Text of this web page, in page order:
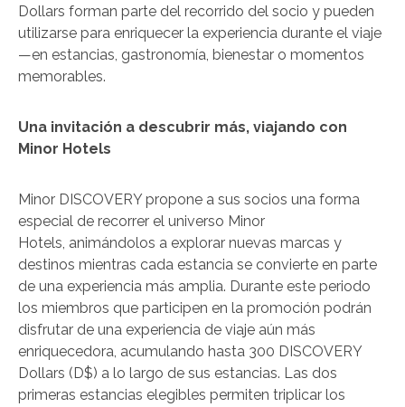
Dollars forman parte del recorrido del socio y pueden
utilizarse para enriquecer la experiencia durante el viaje
—en estancias, gastronomía, bienestar o momentos
memorables.
Una invitación a descubrir más, viajando con
Minor Hotels
Minor DISCOVERY propone a sus socios una forma
especial de recorrer el universo Minor
Hotels, animándolos a explorar nuevas marcas y
destinos mientras cada estancia se convierte en parte
de una experiencia más amplia. Durante este periodo
los miembros que participen en la promoción podrán
disfrutar de una experiencia de viaje aún más
enriquecedora, acumulando hasta 300 DISCOVERY
Dollars (D$) a lo largo de sus estancias. Las dos
primeras estancias elegibles permiten triplicar los